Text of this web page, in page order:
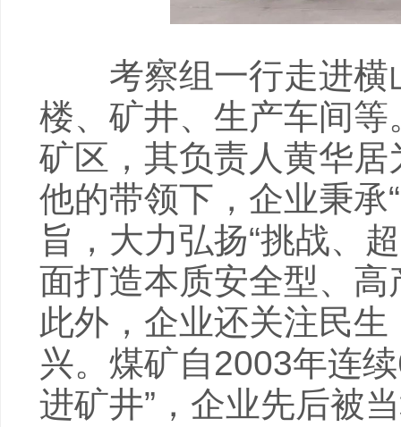
考察组一行走进横
楼、矿井、生产车间
矿区，其负责人黄华
他的带领下，企业秉承
旨，大力弘扬“挑战、
面打造本质安全型、
此外，企业还关注民
兴。煤矿自2003年连
进矿井”，企业先后被